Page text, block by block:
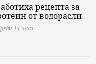
рецепта за
от водорасли
14 часа